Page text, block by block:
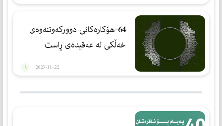
64-هۆكارەكانی دووركەوتنەوەی
خەڵكی لە عەقیدەی ڕاست
2023-11-22